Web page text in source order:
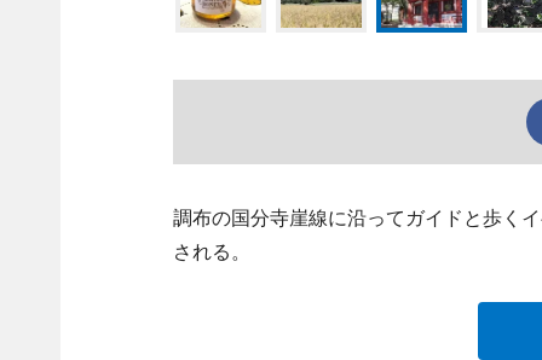
調布の国分寺崖線に沿ってガイドと歩く
される。